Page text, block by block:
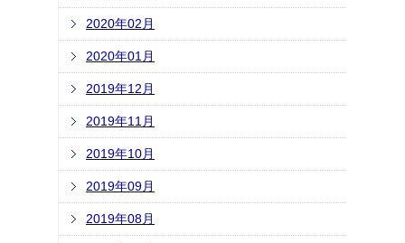
2020年02月
2020年01月
2019年12月
2019年11月
2019年10月
2019年09月
2019年08月